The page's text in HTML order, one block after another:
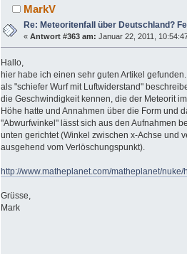
MarkV
Re: Meteoritenfall über Deutschland?
«Antwort #363 am: Januar 22, 2011,
Hallo,
hier habe ich einen sehr guten Artikel
als "schiefer Wurf mit Luftwiderstand"
die Geschwindigkeit kennen, die der Meteorit
Höhe hatte und Annahmen über die Form und
"Abwurfwinkel" lässt sich aus den Aufnahmen
unten gerichtet (Winkel zwischen x-Achse und
ausgehend vom Verlöschungspunkt).
http://www.matheplanet.com/matheplanet/
Grüsse,
Mark